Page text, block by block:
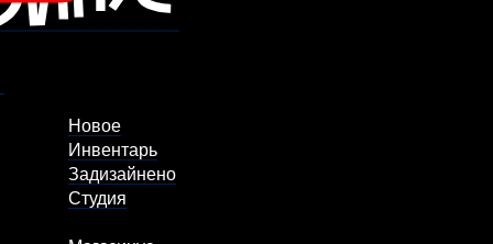
Новое
Инвентарь
Задизайнено
Студия